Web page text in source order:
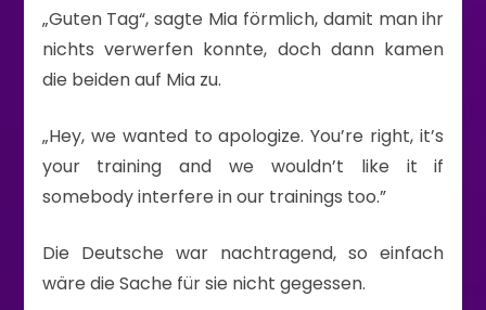
„Guten Tag“, sagte Mia förmlich, damit man ihr
nichts verwerfen konnte, doch dann kamen
die beiden auf Mia zu.
„Hey, we wanted to apologize. You’re right, it’s
your training and we wouldn’t like it if
somebody interfere in our trainings too.”
Die Deutsche war nachtragend, so einfach
wäre die Sache für sie nicht gegessen.